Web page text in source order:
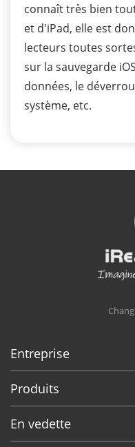
connaît très bien
et d'iPad, elle est
lecteurs toutes
sur la sauvegarde
données, le
système, etc.
Entreprise
Produits
En vedette